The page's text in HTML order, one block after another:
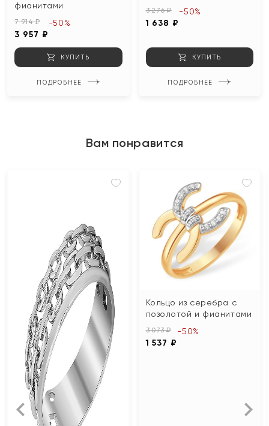
фианитами
7 914 ₽
3 957 ₽
-50%
КУПИТЬ
ПОДРОБНЕЕ
3 276 ₽
1 638 ₽
-50%
КУПИТЬ
ПОДРОБНЕЕ
Вам понравится
Кольцо из серебра с
позолотой и фианитами
3 073 ₽
1 537 ₽
-50%